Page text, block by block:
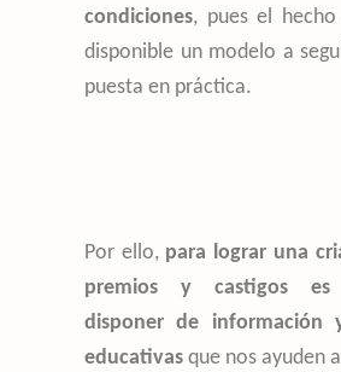
condiciones, pues el
disponible un modelo a
puesta en práctica.
Por ello, para lograr una
premios y castigos es
disponer de información
educativas que nos ayuden